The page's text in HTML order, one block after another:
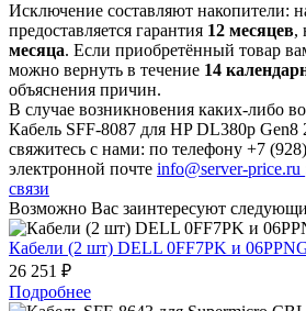
Исключение составляют накопители:
предоставляется гарантия 12 месяцев,
месяца. Если приобретённый товар
можно вернуть в течение 14
объяснения причин.
В случае возникновения каких-либо
Кабель SFF-8087 для HP DL380p Gen8
свяжитесь с нами: по телефону +7
электронной почте info@server-price.ru
связи
Возможно Вас заинтересуют
Кабели (2 шт) DELL 0FF7PK и
26 251 ₽
Подробнее